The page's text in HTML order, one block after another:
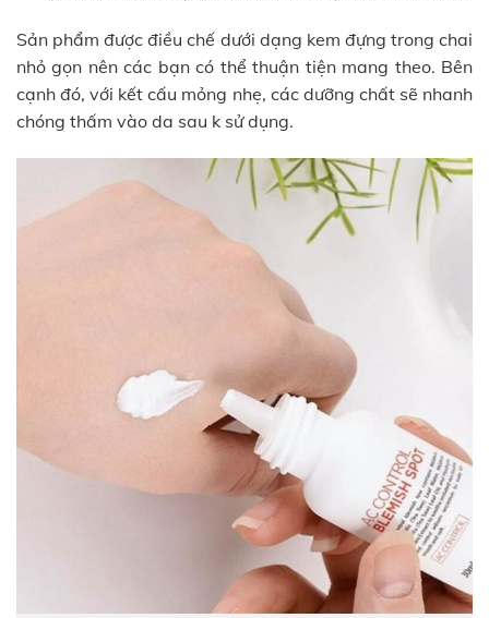
Sản phẩm được điều chế dưới dạng kem đựng trong chai
nhỏ gọn nên các bạn có thể thuận tiện mang theo. Bên
cạnh đó, với kết cấu mỏng nhẹ, các dưỡng chất sẽ nhanh
chóng thấm vào da sau k sử dụng.